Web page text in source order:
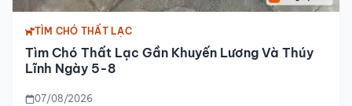
TÌM CHÓ THẤT LẠC
Tìm Chó Thất Lạc Gần Khuyến Lương Và Thúy
Lĩnh Ngày 5-8
07/08/2026